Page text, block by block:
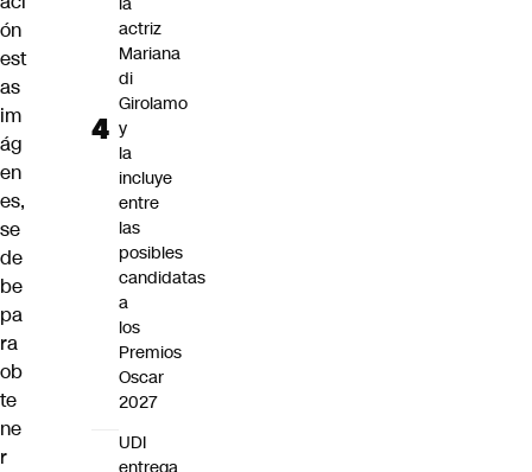
ón
est
as
im
ág
en
es,
se
de
be
pa
ra
ob
te
ne
r
actriz
Mariana
di
Girolamo
y
la
incluye
entre
las
posibles
candidatas
a
los
Premios
Oscar
2027
UDI
entrega